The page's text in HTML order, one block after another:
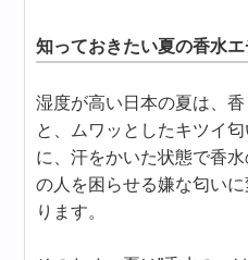
知っておきたい夏の香水エ
湿度が高い日本の夏は、
と、ムワッとしたキツイ
に、汗をかいた状態で香
の人を困らせる嫌な匂い
ります。